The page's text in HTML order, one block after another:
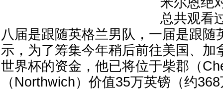
总共观看
八届是跟随英格兰男队，一届是跟随
示，为了筹集今年稍后前往美国、加
世界杯的资金，他已将位于柴郡（
（Northwich）价值35万英镑（约